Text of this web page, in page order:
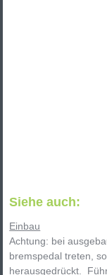
Siehe auch:
Einbau
Achtung: bei
bremspedal treten,
herausgedrückt.